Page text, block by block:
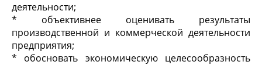
деятельности;
* объективнее оценивать результаты
производственной и коммерческой деятельности
предприятия;
* обосновать экономическую целесообразность